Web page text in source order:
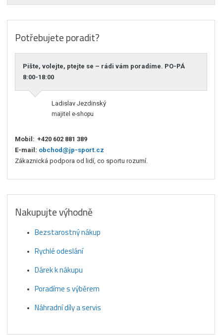
Potřebujete poradit?
Pište, volejte, ptejte se – rádi vám poradíme. PO-PÁ
8:00-18:00
Ladislav Jezdinský
majitel e-shopu
Mobil: +420 602 881 389
E-mail: obchod@jp-sport.cz
Zákaznická podpora od lidí, co sportu rozumí.
Nakupujte výhodně
Bezstarostný nákup
Rychlé odeslání
Dárek k nákupu
Poradíme s výběrem
Náhradní díly a servis